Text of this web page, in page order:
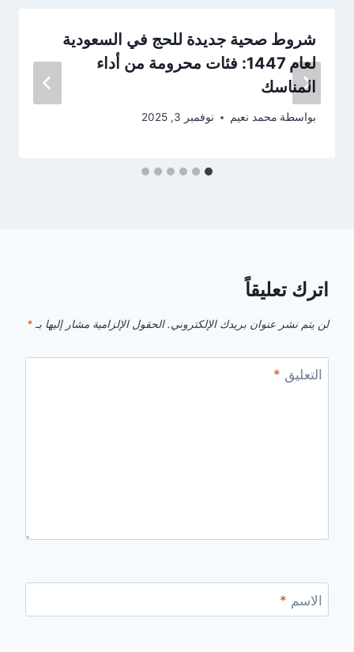
شروط صحية جديدة للحج في السعودية
لعام 1447: فئات محرومة من أداء
المناسك
بواسطة محمد نعيم نوفمبر 3, 2025
اترك تعليقاً
لن يتم نشر عنوان بريدك الإلكتروني. الحقول الإلزامية مشار إليها بـ *
التعليق *
الاسم *